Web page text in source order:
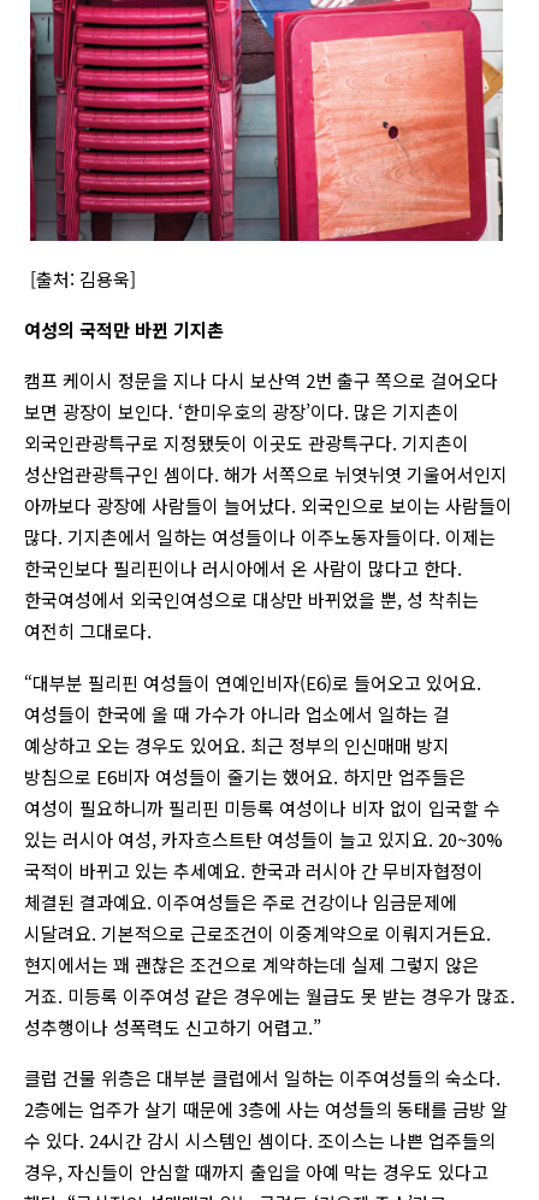
[출처: 김용욱]
여성의 국적만 바뀐 기지촌
캠프 케이시 정문을 지나 다시 보산역 2번 출구 쪽으로 걸어오다
보면 광장이 보인다. ‘한미우호의 광장’이다. 많은 기지촌이
외국인관광특구로 지정됐듯이 이곳도 관광특구다. 기지촌이
성산업관광특구인 셈이다. 해가 서쪽으로 뉘엿뉘엿 기울어서인지
아까보다 광장에 사람들이 늘어났다. 외국인으로 보이는 사람들이
많다. 기지촌에서 일하는 여성들이나 이주노동자들이다. 이제는
한국인보다 필리핀이나 러시아에서 온 사람이 많다고 한다.
한국여성에서 외국인여성으로 대상만 바뀌었을 뿐, 성 착취는
여전히 그대로다.
“대부분 필리핀 여성들이 연예인비자(E6)로 들어오고 있어요.
여성들이 한국에 올 때 가수가 아니라 업소에서 일하는 걸
예상하고 오는 경우도 있어요. 최근 정부의 인신매매 방지
방침으로 E6비자 여성들이 줄기는 했어요. 하지만 업주들은
여성이 필요하니까 필리핀 미등록 여성이나 비자 없이 입국할 수
있는 러시아 여성, 카자흐스트탄 여성들이 늘고 있지요. 20~30%
국적이 바뀌고 있는 추세예요. 한국과 러시아 간 무비자협정이
체결된 결과예요. 이주여성들은 주로 건강이나 임금문제에
시달려요. 기본적으로 근로조건이 이중계약으로 이뤄지거든요.
현지에서는 꽤 괜찮은 조건으로 계약하는데 실제 그렇지 않은
거죠. 미등록 이주여성 같은 경우에는 월급도 못 받는 경우가 많죠.
성추행이나 성폭력도 신고하기 어렵고.”
클럽 건물 위층은 대부분 클럽에서 일하는 이주여성들의 숙소다.
2층에는 업주가 살기 때문에 3층에 사는 여성들의 동태를 금방 알
수 있다. 24시간 감시 시스템인 셈이다. 조이스는 나쁜 업주들의
경우, 자신들이 안심할 때까지 출입을 아예 막는 경우도 있다고